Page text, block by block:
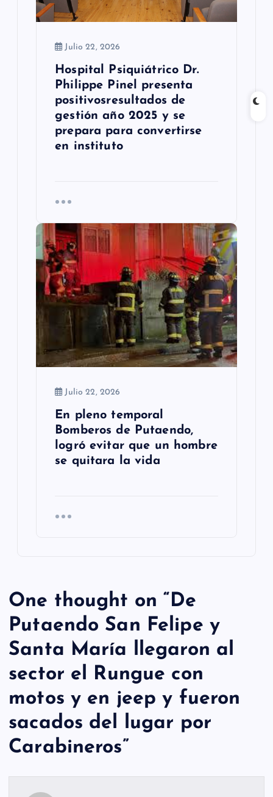
Julio 22, 2026
Hospital Psiquiátrico Dr.
Philippe Pinel presenta
positivosresultados de
gestión año 2025 y se
prepara para convertirse
en instituto
Julio 22, 2026
En pleno temporal
Bomberos de Putaendo,
logró evitar que un hombre
se quitara la vida
One thought on “De
Putaendo San Felipe y
Santa María llegaron al
sector el Rungue con
motos y en jeep y fueron
sacados del lugar por
Carabineros”